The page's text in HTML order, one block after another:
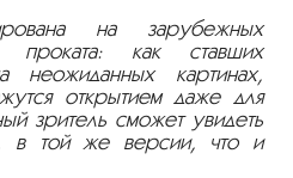
на зарубежных
проката: как ставших
неожиданных картинах,
открытием даже для
зритель сможет увидеть
в той же версии, что и